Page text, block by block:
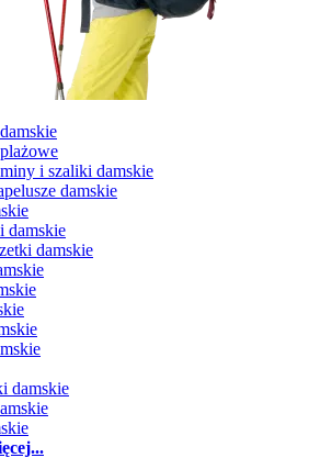
i szaliki damskie
damskie
damskie
damskie
damskie